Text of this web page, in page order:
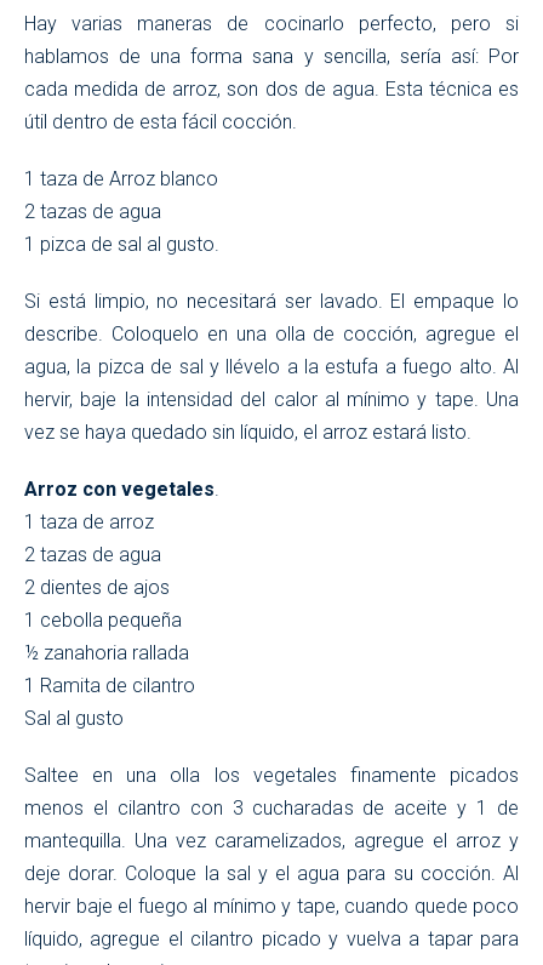
Hay varias maneras de cocinarlo perfecto, pero si
hablamos de una forma sana y sencilla, sería así: Por
cada medida de arroz, son dos de agua. Esta técnica es
útil dentro de esta fácil cocción.
1 taza de Arroz blanco
2 tazas de agua
1 pizca de sal al gusto.
Si está limpio, no necesitará ser lavado. El empaque lo
describe. Coloquelo en una olla de cocción, agregue el
agua, la pizca de sal y llévelo a la estufa a fuego alto. Al
hervir, baje la intensidad del calor al mínimo y tape. Una
vez se haya quedado sin líquido, el arroz estará listo.
Arroz con vegetales
1 taza de arroz
2 tazas de agua
2 dientes de ajos
1 cebolla pequeña
½ zanahoria rallada
1 Ramita de cilantro
Sal al gusto
Saltee en una olla los vegetales finamente picados
menos el cilantro con 3 cucharadas de aceite y 1 de
mantequilla. Una vez caramelizados, agregue el arroz y
deje dorar. Coloque la sal y el agua para su cocción. Al
hervir baje el fuego al mínimo y tape, cuando quede poco
líquido, agregue el cilantro picado y vuelva a tapar para